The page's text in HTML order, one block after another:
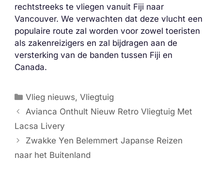
rechtstreeks te vliegen vanuit Fiji naar
Vancouver. We verwachten dat deze vlucht een
populaire route zal worden voor zowel toeristen
als zakenreizigers en zal bijdragen aan de
versterking van de banden tussen Fiji en
Canada.
Categorieën
Vlieg nieuws,Vliegtuig
Avianca Onthult Nieuw Retro Vliegtuig Met
Lacsa Livery
Zwakke Yen Belemmert Japanse Reizen
naar het Buitenland